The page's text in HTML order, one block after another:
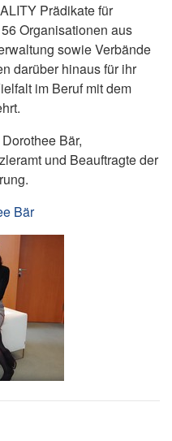
Prädikate für
Organisationen aus
sowie Verbände
darüber hinaus für ihr
im Beruf mit dem
Bär,
und Beauftragte der
Bär